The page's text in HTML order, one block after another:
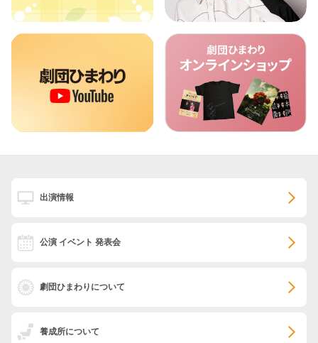
出演情報
公演 イベント 発表会
劇団ひまわりについて
養成所について